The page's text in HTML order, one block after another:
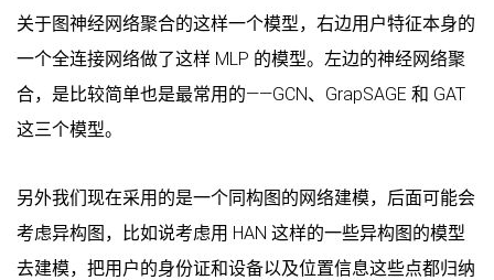
关于图神经网络聚合的这样一个模型，右边用户特征本身的
一个全连接网络做了这样 MLP 的模型。左边的神经网络聚
合，是比较简单也是最常用的——GCN、GrapSAGE 和 GAT
这三个模型。
另外我们现在采用的是一个同构图的网络建模，后面可能会
考虑异构图，比如说考虑用 HAN 这样的一些异构图的模型
去建模，把用户的身份证和设备以及位置信息这些点都归纳